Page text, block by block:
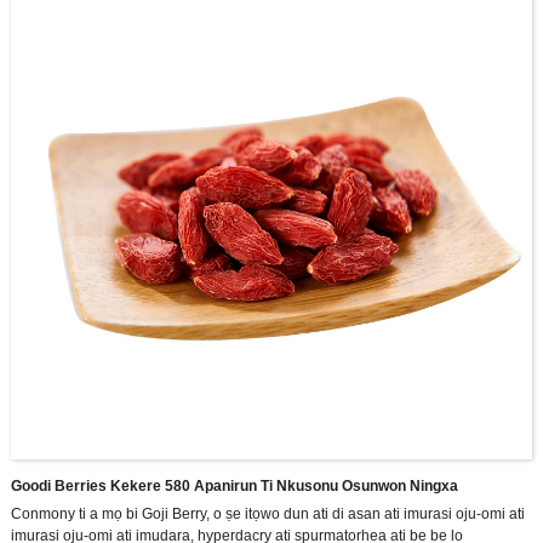
Goodi Berries Kekere 580 Apanirun Ti Nkusonu Osunwon Ningxa
Conmony ti a mọ bi Goji Berry, o ṣe itọwo dun ati di asan ati imurasi oju-omi ati
imurasi oju-omi ati imudara, hyperdacry ati spurmatorhea ati be be lo